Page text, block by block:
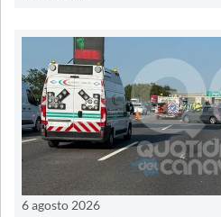
6 agosto 2026